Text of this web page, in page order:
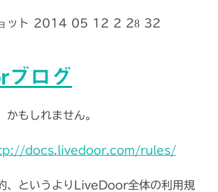
ブログ
かもしれません。
docs.livedoor.com/rules/
、というよりLiveDoor全体の利用規